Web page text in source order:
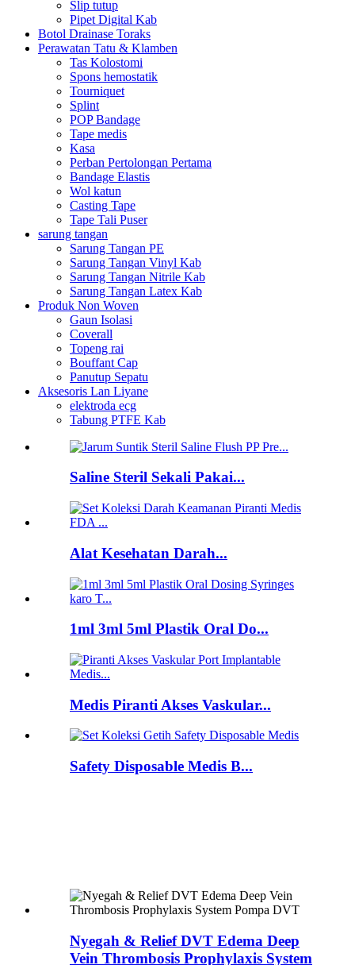
Slip tutup
Pipet Digital Kab
Botol Drainase Toraks
Perawatan Tatu & Klamben
Tas Kolostomi
Spons hemostatik
Tourniquet
Splint
POP Bandage
Tape medis
Kasa
Perban Pertolongan Pertama
Bandage Elastis
Wol katun
Casting Tape
Tape Tali Puser
sarung tangan
Sarung Tangan PE
Sarung Tangan Vinyl Kab
Sarung Tangan Nitrile Kab
Sarung Tangan Latex Kab
Produk Non Woven
Gaun Isolasi
Coverall
Topeng rai
Bouffant Cap
Panutup Sepatu
Aksesoris Lan Liyane
elektroda ecg
Tabung PTFE Kab
Saline Steril Sekali Pakai...
Alat Kesehatan Darah...
1ml 3ml 5ml Plastik Oral Do...
Medis Piranti Akses Vaskular...
Safety Disposable Medis B...
Nyegah & Relief DVT Edema Deep
Vein Thrombosis Prophylaxis System